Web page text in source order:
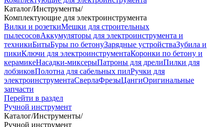
Каталог/Инструменты/
Комплектующие для электроинструмента
Вилки и розеткиМешки для строительных
пылесосовАккумуляторы для электроинструмента и
техникиБитыБуры по бетонуЗарядные устройстваЗубила и
пикиКлючи для электроинструментаКоронки по бетону и
керамикеНасадки-миксерыПатроны для дрелиПилки для
лобзиковПолотна для сабельных пилРучки для
электроинструментаСверлаФрезыЦангиОригинальные
запчасти
Перейти в раздел
Ручной инструмент
Каталог/Инструменты/
Ручной инструмент